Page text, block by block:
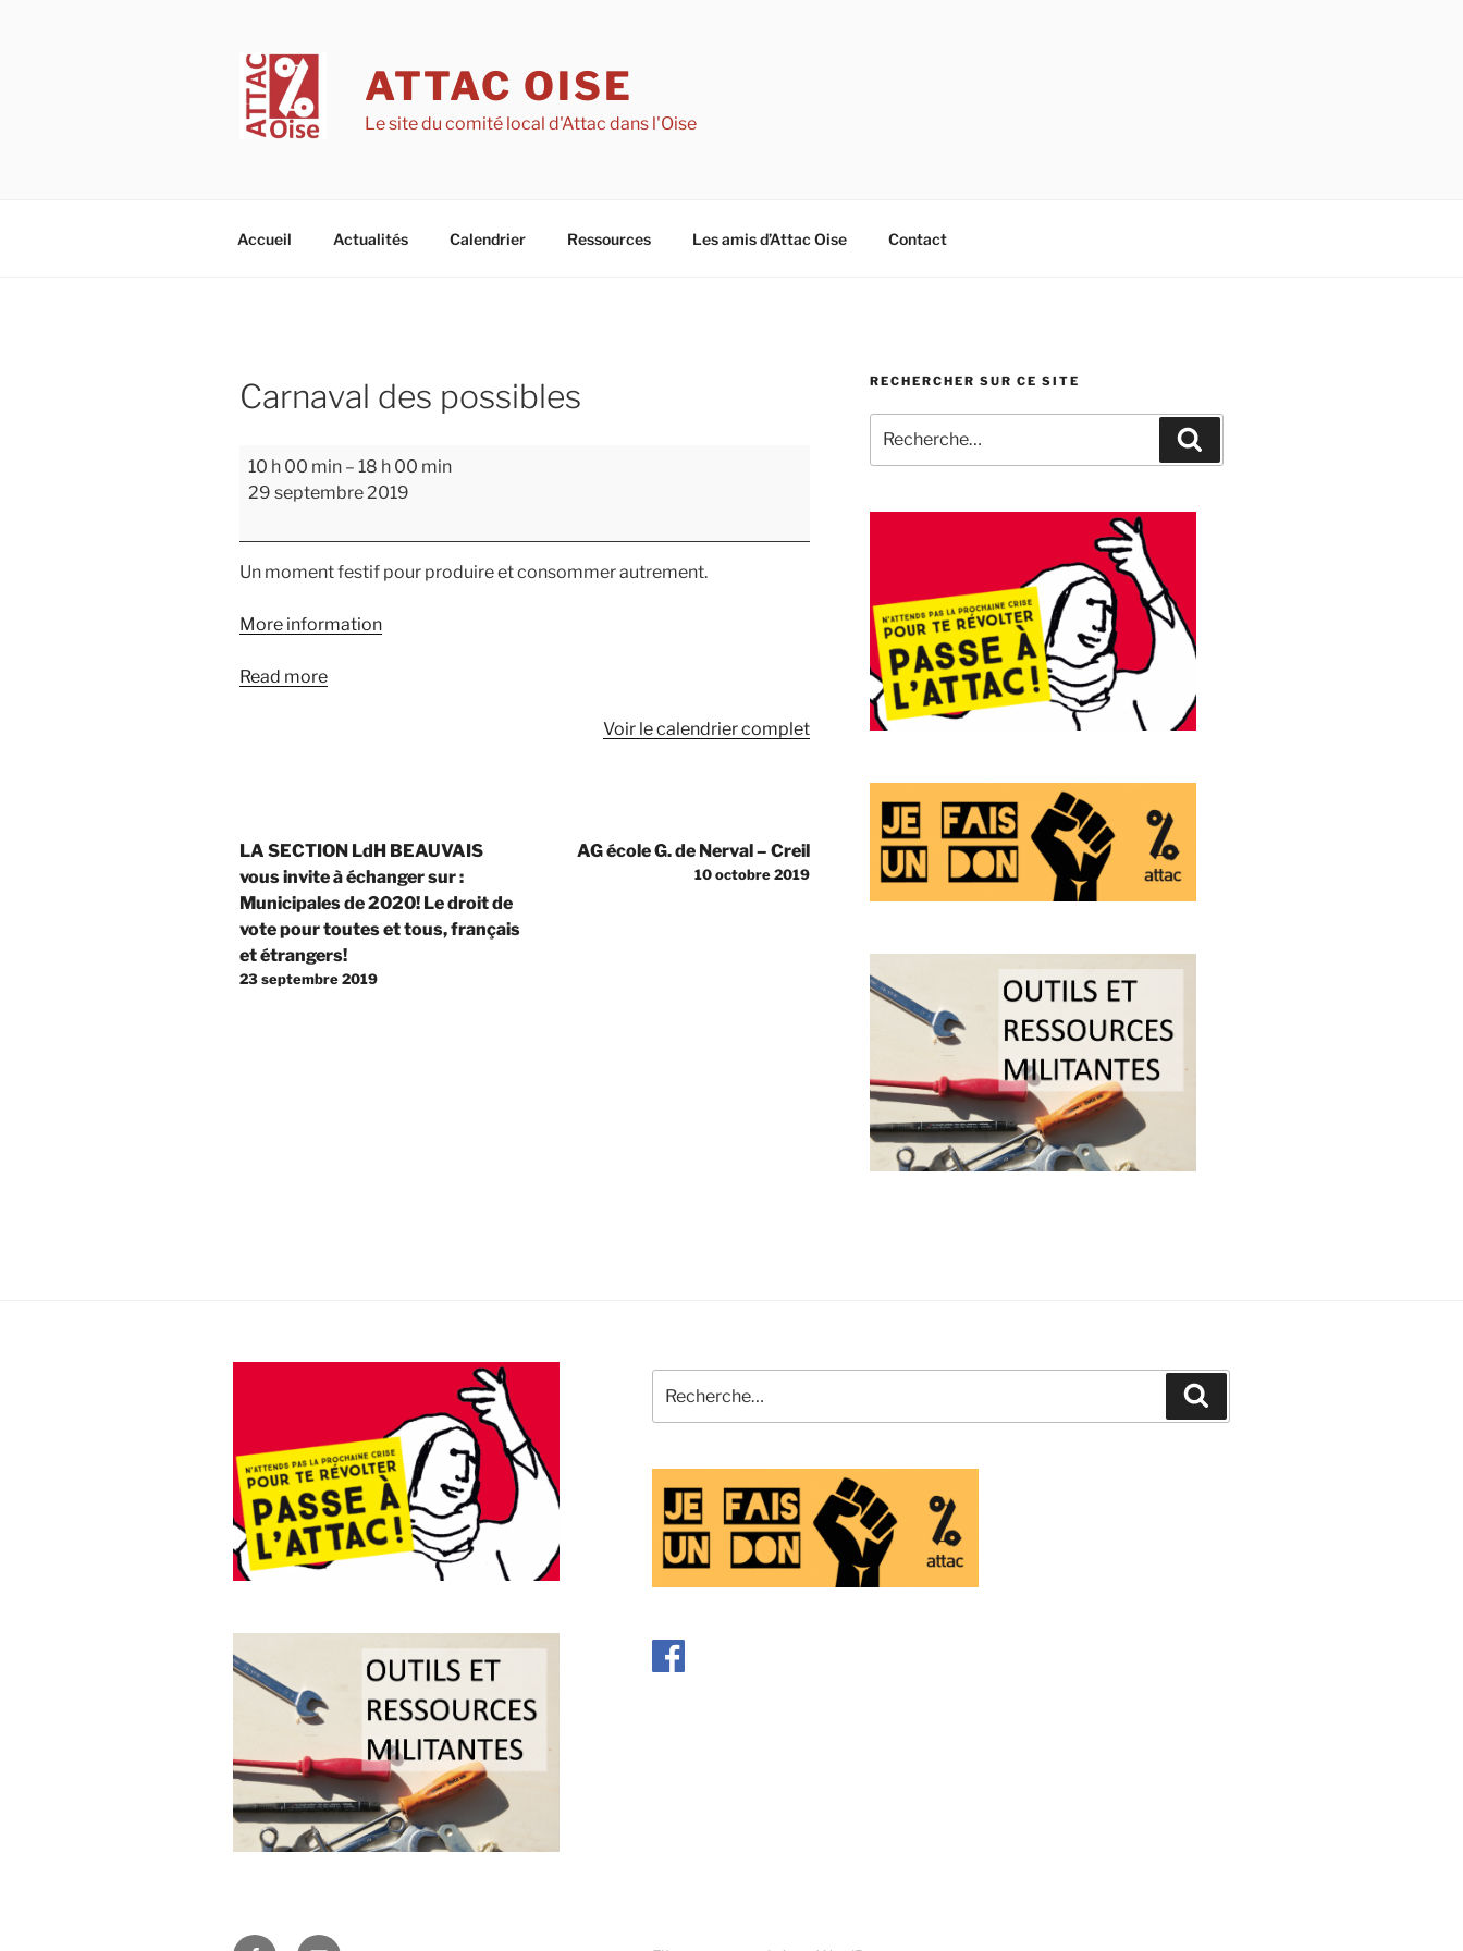
ATTAC OISE
Le site du comité local d'Attac dans l'Oise
Accueil Actualités Calendrier Ressources Les amis d’Attac Oise Contact
Carnaval des possibles
Carnaval
des
possibles
10 h 00 min – 18 h 00 min
29 septembre 2019
Un moment festif pour produire et consommer autrement.
More information
Read more
Voir le calendrier complet
Navigation
de
l’article
LA SECTION LdH BEAUVAIS
vous invite à échanger sur :
Municipales de 2020! Le droit de
vote pour toutes et tous, français
et étrangers!
23 septembre 2019
AG école G. de Nerval – Creil
10 octobre 2019
RECHERCHER SUR CE SITE
pour
:
pour
:
Facebook
E-